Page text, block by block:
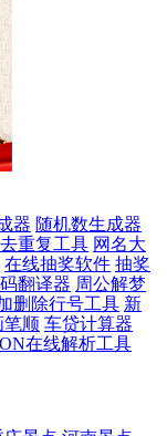
器 随机数生成器
重复工具 网名大
在线抽奖软件 抽奖
翻译器 周公解梦
删除行号工具 新
笔顺 车贷计算器
在线解析工具